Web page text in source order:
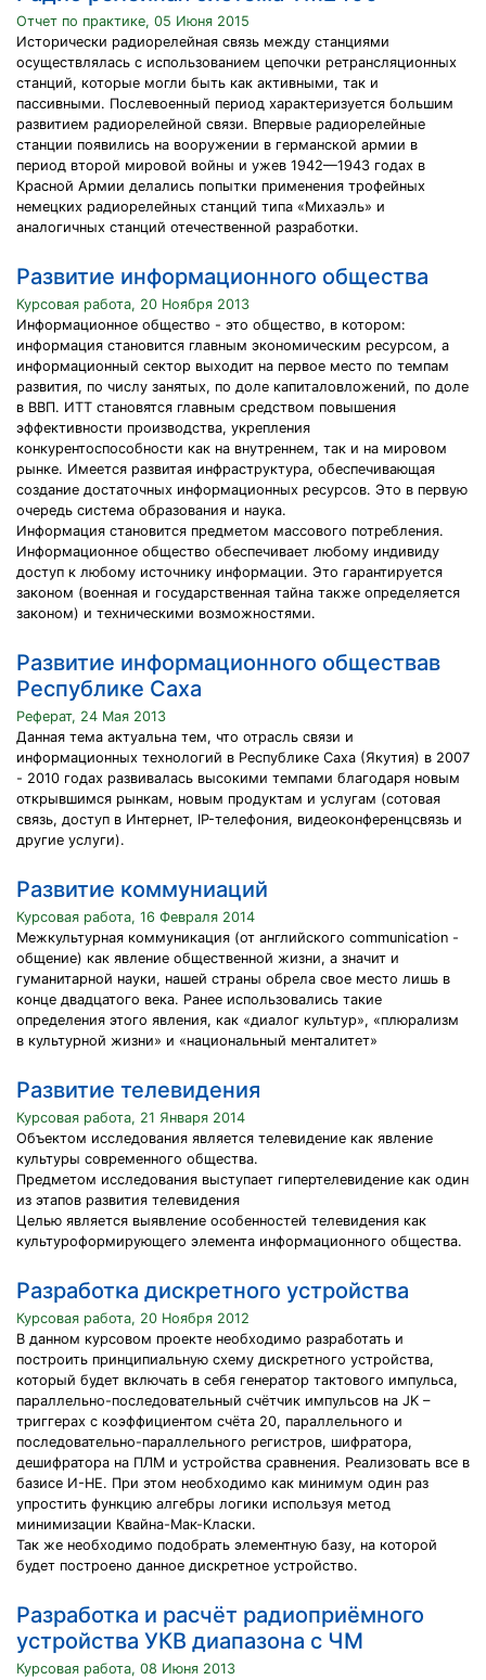
Отчет по практике, 05 Июня 2015
Исторически радиорелейная связь между станциями
осуществлялась с использованием цепочки ретрансляционных
станций, которые могли быть как активными, так и
пассивными. Послевоенный период характеризуется большим
развитием радиорелейной связи. Впервые радиорелейные
станции появились на вооружении в германской армии в
период второй мировой войны и ужев 1942—1943 годах в
Красной Армии делались попытки применения трофейных
немецких радиорелейных станций типа «Михаэль» и
аналогичных станций отечественной разработки.
Развитие информационного общества
Курсовая работа, 20 Ноября 2013
Информационное общество - это общество, в котором:
информация становится главным экономическим ресурсом, а
информационный сектор выходит на первое место по темпам
развития, по числу занятых, по доле капиталовложений, по доле
в ВВП. ИТТ становятся главным средством повышения
эффективности производства, укрепления
конкурентоспособности как на внутреннем, так и на мировом
рынке. Имеется развитая инфраструктура, обеспечивающая
создание достаточных информационных ресурсов. Это в первую
очередь система образования и наука.
Информация становится предметом массового потребления.
Информационное общество обеспечивает любому индивиду
доступ к любому источнику информации. Это гарантируется
законом (военная и государственная тайна также определяется
законом) и техническими возможностями.
Развитие информационного обществав
Республике Саха
Реферат, 24 Мая 2013
Данная тема актуальна тем, что отрасль связи и
информационных технологий в Республике Саха (Якутия) в 2007
- 2010 годах развивалась высокими темпами благодаря новым
открывшимся рынкам, новым продуктам и услугам (сотовая
связь, доступ в Интернет, IP-телефония, видеоконференцсвязь и
другие услуги).
Развитие коммуниаций
Курсовая работа, 16 Февраля 2014
Межкультурная коммуникация (от английского communication -
общение) как явление общественной жизни, а значит и
гуманитарной науки, нашей страны обрела свое место лишь в
конце двадцатого века. Ранее использовались такие
определения этого явления, как «диалог культур», «плюрализм
в культурной жизни» и «национальный менталитет»
Развитие телевидения
Курсовая работа, 21 Января 2014
Объектом исследования является телевидение как явление
культуры современного общества.
Предметом исследования выступает гипертелевидение как один
из этапов развития телевидения
Целью является выявление особенностей телевидения как
культуроформирующего элемента информационного общества.
Разработка дискретного устройства
Курсовая работа, 20 Ноября 2012
В данном курсовом проекте необходимо разработать и
построить принципиальную схему дискретного устройства,
который будет включать в себя генератор тактового импульса,
параллельно-последовательный счётчик импульсов на JK –
триггерах с коэффициентом счёта 20, параллельного и
последовательно-параллельного регистров, шифратора,
дешифратора на ПЛМ и устройства сравнения. Реализовать все в
базисе И-НЕ. При этом необходимо как минимум один раз
упростить функцию алгебры логики используя метод
минимизации Квайна-Мак-Класки.
Так же необходимо подобрать элементную базу, на которой
будет построено данное дискретное устройство.
Разработка и расчёт радиоприёмного
устройства УКВ диапазона с ЧМ
Курсовая работа, 08 Июня 2013